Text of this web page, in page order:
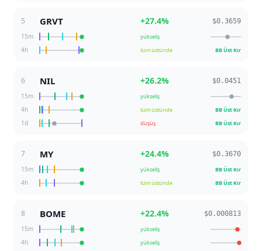
5 GRVT +27.4%
$0.3659
15m
yükseliş
4h tüm üstünde BB Üst Kır
6 NIL +26.2%
$0.0451
15m
yükseliş
4h tüm üstünde BB Üst Kır
1d düşüş BB Üst Kır
7 MY +24.4%
$0.3670
15m
yükseliş BB Üst Kır
4h tüm üstünde BB Üst Kır
8 BOME +22.4%
$0.000813
15m
yükseliş
4h yükseliş